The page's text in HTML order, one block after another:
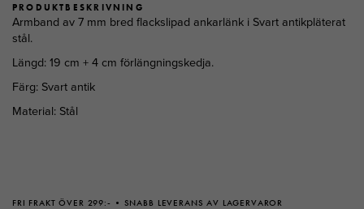
PRODUKTBESKRIVNING
Armband av 7 mm bred flackslipad ankarlänk i Svart antikpläterat
stål.
Längd: 19 cm + 4 cm förlängningskedja.
Färg: Svart antik
Material: Stål
FRI FRAKT ÖVER 299:- SNABB LEVERANS AV LAGERVAROR